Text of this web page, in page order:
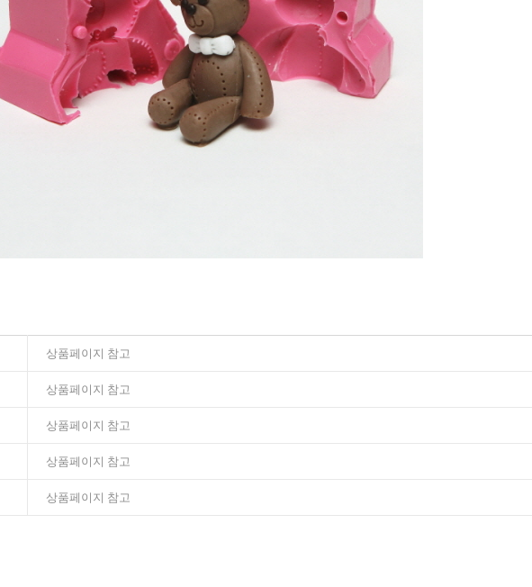
상품페이지 참고
상품페이지 참고
상품페이지 참고
상품페이지 참고
상품페이지 참고